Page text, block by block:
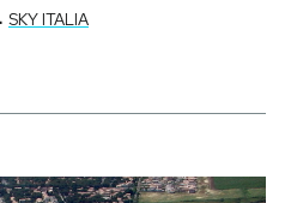
SKY ITALIA